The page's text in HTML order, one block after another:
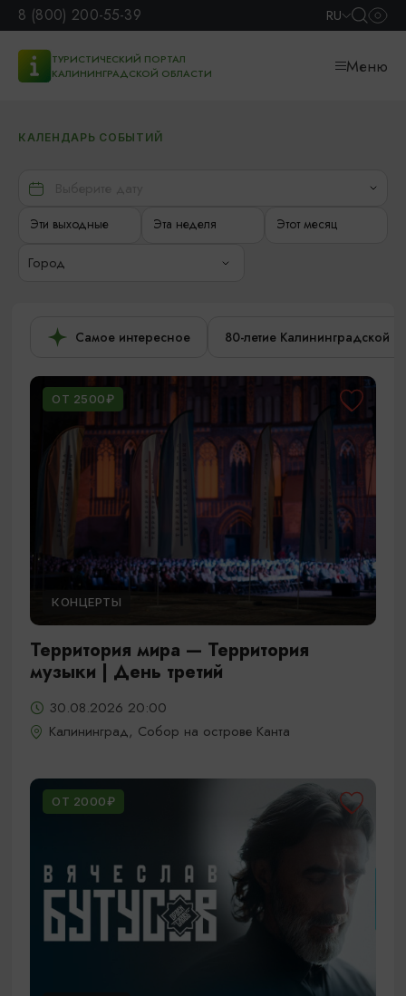
8 (800) 200-55-39 RU
ТУРИСТИЧЕСКИЙ ПОРТАЛ
КАЛИНИНГРАДСКОЙ ОБЛАСТИ
Меню
КАЛЕНДАРЬ СОБЫТИЙ
Эти выходные Эта неделя Этот месяц
Город
Самое интересное 80-летие Калининградской
ОТ 2500₽
КОНЦЕРТЫ
Территория мира — Территория
музыки | День третий
30.08.2026 20:00
Калининград, Собор на острове Канта
ОТ 2000₽